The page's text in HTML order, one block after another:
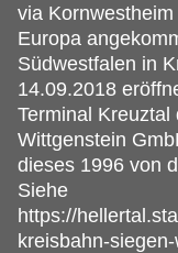
via
Europa
Südwestfalen in
14.09.2018
Terminal
Wittgenstein
dieses 1996 von
Siehe
https://
kreisbahn-